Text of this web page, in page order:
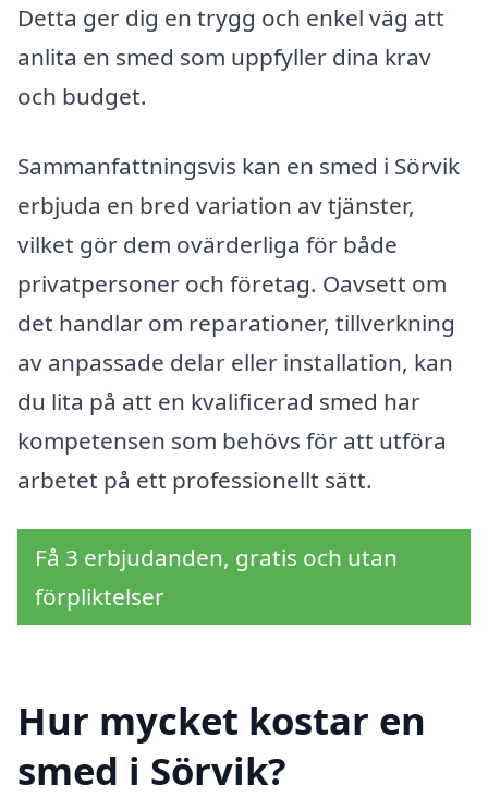
Detta ger dig en trygg och enkel väg att
anlita en smed som uppfyller dina krav
och budget.
Sammanfattningsvis kan en smed i Sörvik
erbjuda en bred variation av tjänster,
vilket gör dem ovärderliga för både
privatpersoner och företag. Oavsett om
det handlar om reparationer, tillverkning
av anpassade delar eller installation, kan
du lita på att en kvalificerad smed har
kompetensen som behövs för att utföra
arbetet på ett professionellt sätt.
Få 3 erbjudanden, gratis och utan
förpliktelser
Hur mycket kostar en
smed i Sörvik?